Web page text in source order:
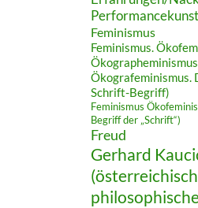
Feminismus
Feminismus.
Ökografeminismus.
Schrift-Begriff)
Feminismus
Begriff der „Schrift“)
Freud
Gerhard